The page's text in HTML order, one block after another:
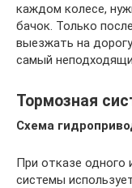
каждом колесе,
бачок. Только
выезжать на
самый
Тормозная
Схема
При отказе одного
системы